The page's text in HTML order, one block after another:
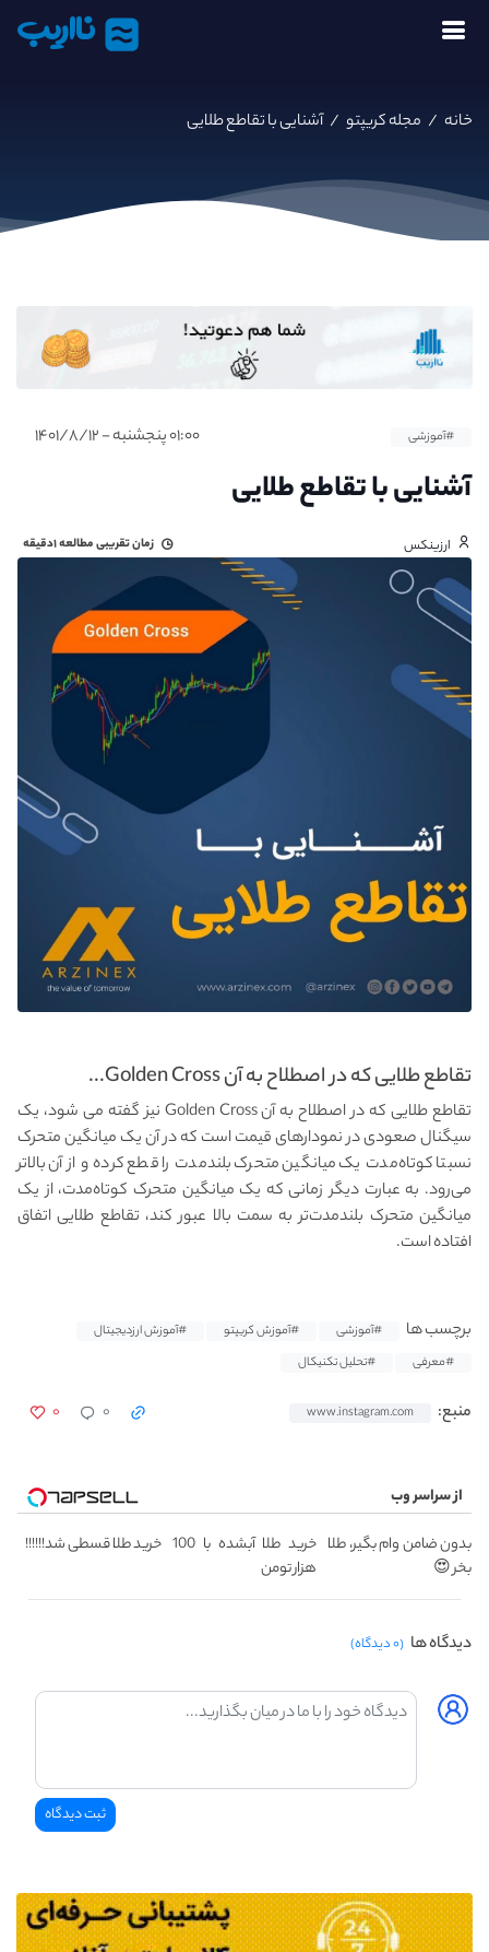
نااریب
خانه / مجله کریپتو /آشنایی با تقاطع طلایی
#آموزشی ۰۱:۰۰ پنجشنبه - ۱۴۰۱/۸/۱۲
آشنایی با تقاطع طلایی
ارزینکس زمان تقریبی مطالعه۱دقیقه
تقاطع طلایی که در اصطلاح به آن Golden Cross...
تقاطع طلایی که در اصطلاح به آن Golden Cross نیز گفته می شود، یک
سیگنال صعودی در نمودارهای قیمت است که در آن یک میانگین متحرک
نسبتا کوتاه‌مدت یک میانگین متحرک بلندمدت را قطع کرده و از آن بالاتر
می‌رود. به عبارت دیگر زمانی که یک میانگین متحرک کوتاه‌مدت، از یک
میانگین متحرک بلندمدت‌تر به سمت بالا عبور کند، تقاطع طلایی اتفاق
افتاده است.
برچسب ها #آموزشی #آموزش کریپتو
#آموزش ارزدیجیتال
#معرفی
#تحلیل تکنیکال
منبع: www.instagram.com ۰ ۰
از سراسر وب
بدون ضامن وام بگیر، طلا
بخر 😍
خرید طلا آبشده با 100
هزار تومن
خرید طلا قسطی شد!!!!!!
دیدگاه ها (۰ دیدگاه)